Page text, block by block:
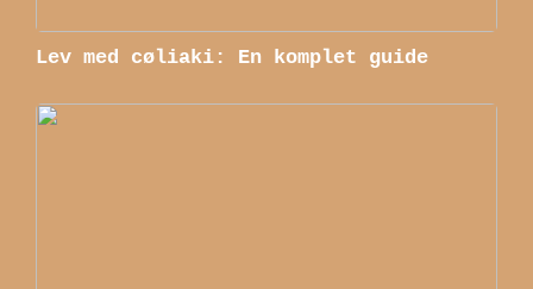
Lev med cøliaki: En komplet guide